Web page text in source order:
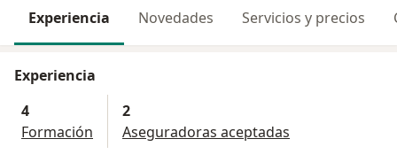
Experiencia Novedades Servicios y precios
Experiencia
4
Formación
2
Aseguradoras aceptadas